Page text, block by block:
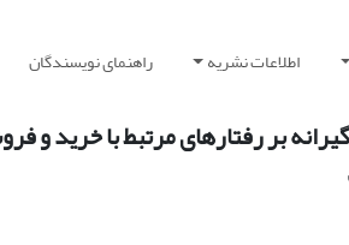
اطلاعات نشریه راهنمای نویسندگان
بر رفتارهای مرتبط با خرید و